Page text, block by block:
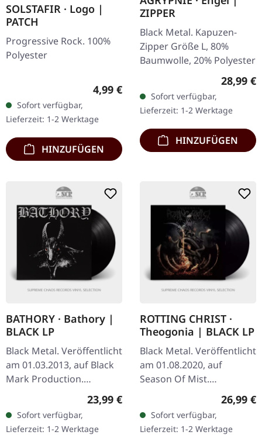
SOLSTAFIR · Logo |
PATCH
Progressive Rock. 100%
Polyester
Regulärer Preis:
4,99 €
Sofort verfügbar,
Lieferzeit: 1-2 Werktage
HINZUFÜGEN
ZIPPER
Black Metal. Kapuzen-
Zipper Größe L, 80%
Baumwolle, 20% Polyester
28,99 €
Sofort verfügbar,
Lieferzeit: 1-2 Werktage
HINZUFÜGEN
BATHORY · Bathory |
BLACK LP
Black Metal. Veröffentlicht
am 01.03.2013, auf Black
Mark Production.
Schwarzes Vinyl. Das
Debütalbum von Bathory
ist ein Meilenstein…
Regulärer Preis:
23,99 €
Sofort verfügbar,
Lieferzeit: 1-2 Werktage
ROTTING CHRIST ·
Theogonia | BLACK LP
Black Metal. Veröffentlicht
am 01.08.2020, auf
Season Of Mist.
Schwarzes Vinyl im
Gatefold-Cover. Rotting
Christ liefern mit ihrem
siebten Studiowerk…
26,99 €
Sofort verfügbar,
Lieferzeit: 1-2 Werktage